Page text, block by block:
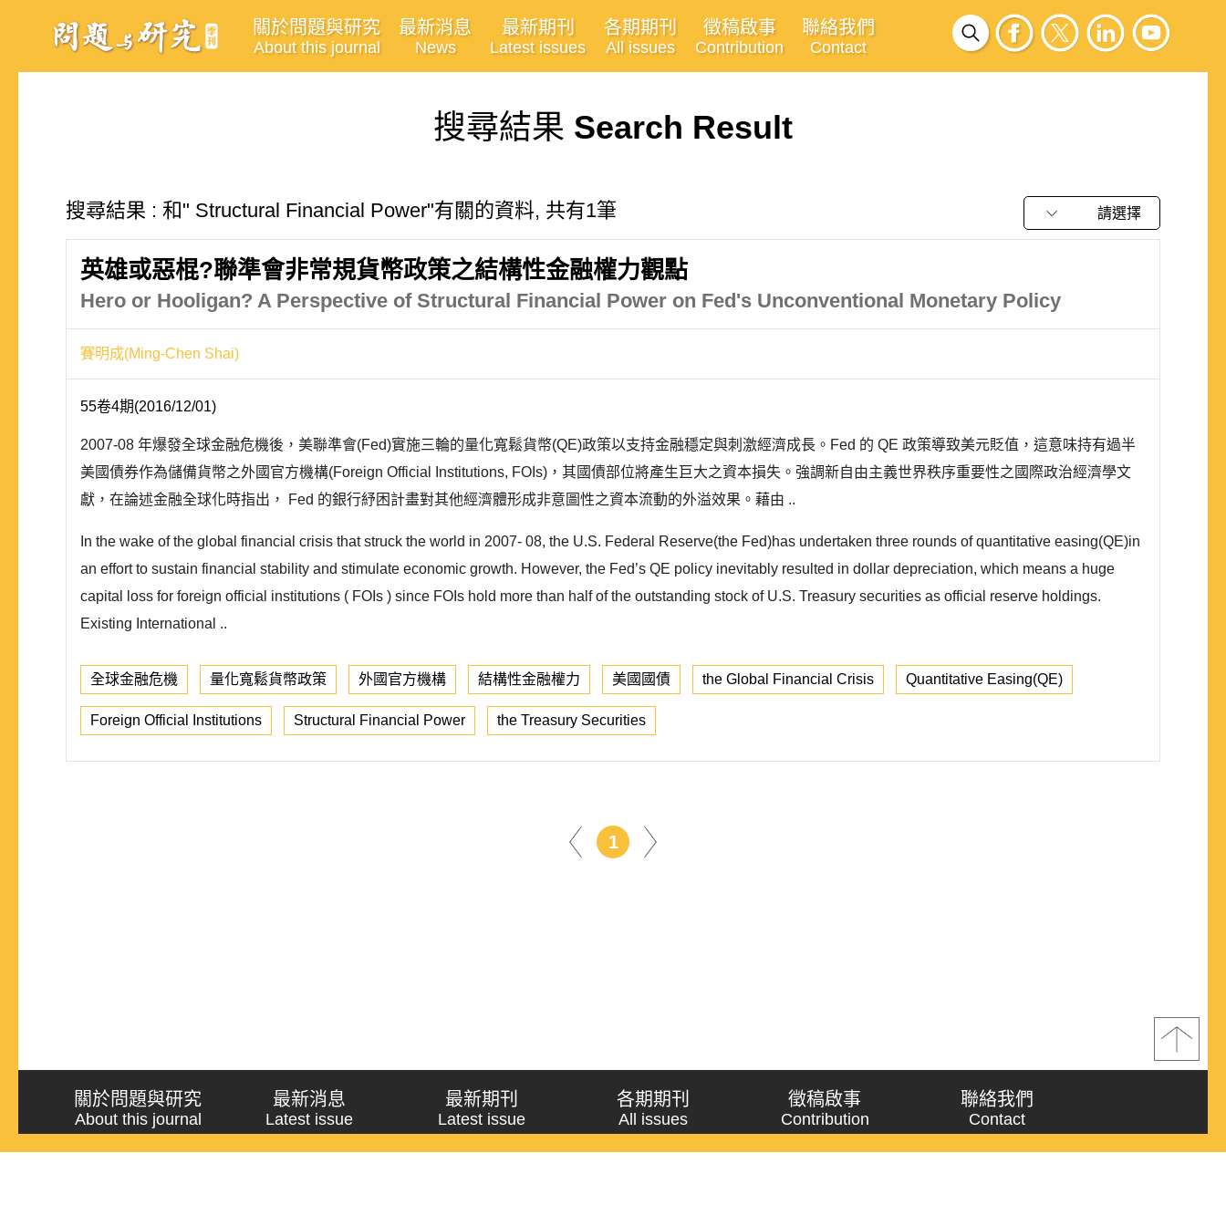
關於問題與研究
About this journal
最新消息
News
最新期刊
Latest issues
各期期刊
All issues
徵稿啟事
Contribution
聯絡我們
Contact
搜尋結果 Search Result
搜尋結果 : 和" Structural Financial Power"有關的資料, 共有1筆 請選擇
英雄或惡棍?聯準會非常規貨幣政策之結構性金融權力觀點
Hero or Hooligan? A Perspective of Structural Financial Power on Fed's Unconventional Monetary Policy
賽明成(Ming-Chen Shai)
55卷4期(2016/12/01)
2007-08 年爆發全球金融危機後，美聯準會(Fed)實施三輪的量化寬鬆貨幣(QE)政策以支持金融穩定與刺激經濟成長。Fed 的 QE 政策導致美元貶值，這意味持有過半
美國債券作為儲備貨幣之外國官方機構(Foreign Official Institutions, FOIs)，其國債部位將產生巨大之資本損失。強調新自由主義世界秩序重要性之國際政治經濟學文
獻，在論述金融全球化時指出， Fed 的銀行紓困計畫對其他經濟體形成非意圖性之資本流動的外溢效果。藉由 ..
In the wake of the global financial crisis that struck the world in 2007- 08, the U.S. Federal Reserve(the Fed)has undertaken three rounds of quantitative easing(QE)in
an effort to sustain financial stability and stimulate economic growth. However, the Fed’s QE policy inevitably resulted in dollar depreciation, which means a huge
capital loss for foreign official institutions ( FOIs ) since FOIs hold more than half of the outstanding stock of U.S. Treasury securities as official reserve holdings.
Existing International ..
全球金融危機 量化寬鬆貨幣政策 外國官方機構 結構性金融權力 美國國債 the Global Financial Crisis Quantitative Easing(QE)
Foreign Official Institutions Structural Financial Power the Treasury Securities
1
關於問題與研究
About this journal
最新消息
Latest issue
最新期刊
Latest issue
各期期刊
All issues
徵稿啟事
Contribution
聯絡我們
Contact